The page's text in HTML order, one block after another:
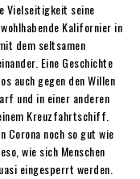
Vielseitigkeit seine
Kalifornier in
dem seltsamen
Eine Geschichte
auch gegen den Willen
und in einer anderen
Kreuzfahrtschiff.
Corona noch so gut wie
wie sich Menschen
eingesperrt werden.